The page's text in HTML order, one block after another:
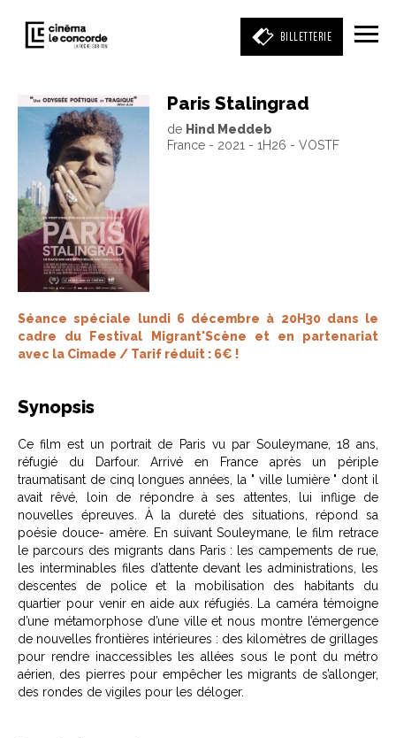
BILLETTERIE
Entrez votre mot clé
(film, réalisateur, acteur, événement)
Paris Stalingrad
de Hind Meddeb
France - 2021 - 1H26 - VOSTF
Séance spéciale lundi 6 décembre à 20H30 dans le
cadre du Festival Migrant'Scène et en partenariat
avec la Cimade / Tarif réduit : 6€ !
Synopsis
Ce film est un portrait de Paris vu par Souleymane, 18 ans,
réfugié du Darfour. Arrivé en France après un périple
traumatisant de cinq longues années, la " ville lumière " dont il
avait rêvé, loin de répondre à ses attentes, lui inflige de
nouvelles épreuves. À la dureté des situations, répond sa
poésie douce- amère. En suivant Souleymane, le film retrace
le parcours des migrants dans Paris : les campements de rue,
les interminables files d’attente devant les administrations, les
descentes de police et la mobilisation des habitants du
quartier pour venir en aide aux réfugiés. La caméra témoigne
d’une métamorphose d’une ville et nous montre l’émergence
de nouvelles frontières intérieures : des kilomètres de grillages
pour rendre inaccessibles les allées sous le pont du métro
aérien, des pierres pour empêcher les migrants de s’allonger,
des rondes de vigiles pour les déloger.